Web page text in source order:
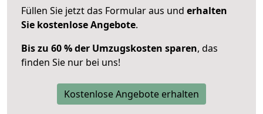
Füllen Sie jetzt das Formular aus und erhalten
Sie kostenlose Angebote.
Bis zu 60 % der Umzugskosten sparen, das
finden Sie nur bei uns!
Kostenlose Angebote erhalten